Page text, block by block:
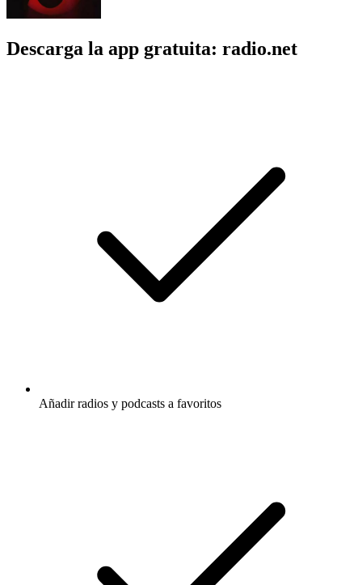
Descarga la app gratuita: radio.net
Añadir radios y podcasts a favoritos